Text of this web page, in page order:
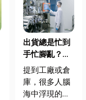
出貨總是忙到
手忙腳亂？包
裝自動化其實
沒有你想像中
那麼遙遠！
提到工廠或倉
庫，很多人腦
海中浮現的畫